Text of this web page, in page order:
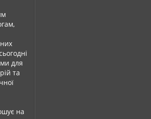
для
та
на